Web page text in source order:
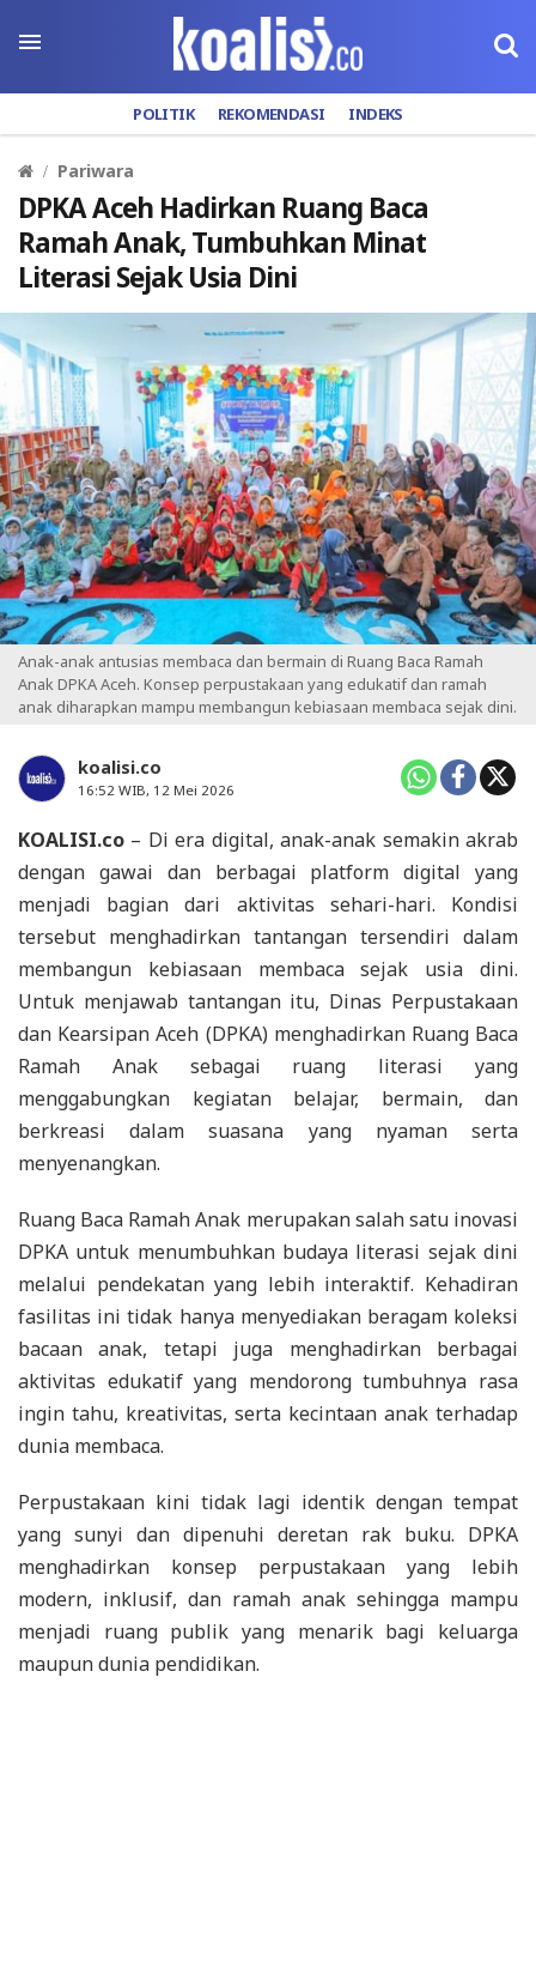
POLITIK REKOMENDASI INDEKS
Pariwara
DPKA Aceh Hadirkan Ruang Baca
Ramah Anak, Tumbuhkan Minat
Literasi Sejak Usia Dini
Anak-anak antusias membaca dan bermain di Ruang Baca Ramah
Anak DPKA Aceh. Konsep perpustakaan yang edukatif dan ramah
anak diharapkan mampu membangun kebiasaan membaca sejak dini.
koalisi.co
16:52 WIB, 12 Mei 2026
KOALISI.co – Di era digital, anak-anak semakin akrab
dengan gawai dan berbagai platform digital yang
menjadi bagian dari aktivitas sehari-hari. Kondisi
tersebut menghadirkan tantangan tersendiri dalam
membangun kebiasaan membaca sejak usia dini.
Untuk menjawab tantangan itu, Dinas Perpustakaan
dan Kearsipan Aceh (DPKA) menghadirkan Ruang Baca
Ramah Anak sebagai ruang literasi yang
menggabungkan kegiatan belajar, bermain, dan
berkreasi dalam suasana yang nyaman serta
menyenangkan.
Ruang Baca Ramah Anak merupakan salah satu inovasi
DPKA untuk menumbuhkan budaya literasi sejak dini
melalui pendekatan yang lebih interaktif. Kehadiran
fasilitas ini tidak hanya menyediakan beragam koleksi
bacaan anak, tetapi juga menghadirkan berbagai
aktivitas edukatif yang mendorong tumbuhnya rasa
ingin tahu, kreativitas, serta kecintaan anak terhadap
dunia membaca.
Perpustakaan kini tidak lagi identik dengan tempat
yang sunyi dan dipenuhi deretan rak buku. DPKA
menghadirkan konsep perpustakaan yang lebih
modern, inklusif, dan ramah anak sehingga mampu
menjadi ruang publik yang menarik bagi keluarga
maupun dunia pendidikan.